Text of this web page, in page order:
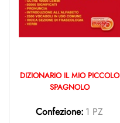
DIZIONARIO IL MIO PICCOLO
SPAGNOLO
Confezione: 1 PZ